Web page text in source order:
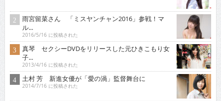
雨宮留菜さん 「ミスヤンチャン2016」参戦！マ
ル...
2016/5/16 に投稿された
真琴 セクシーDVDをリリースした元ひきこもり女
子...
2013/4/16 に投稿された
土村 芳 新進女優が「愛の渦」監督舞台に
2014/7/16 に投稿された